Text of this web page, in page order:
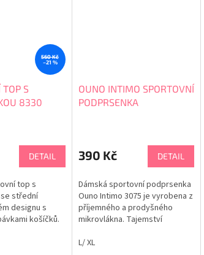
560 Kč
–21 %
TOP S
8330
DETAIL
top s
střední
designu s
košíčků.
nošení.
OUNO INTIMO SPORTOVNÍ
PODPRSENKA
390 Kč DETAIL
Dámská sportovní podprsenka
Ouno Intimo 3075 je vyrobena z
příjemného a prodyšného
mikrovlákna. Tajemství
nevytváří žmolky, velmi
L/ XL